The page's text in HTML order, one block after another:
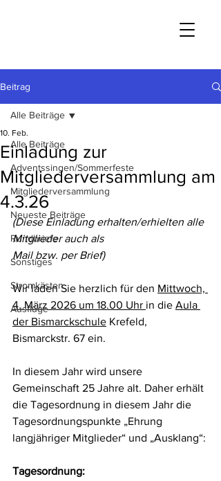
Beitrag
Alle Beiträge
Adventssingen/Sommerfeste
Mitgliederversammlung
Neueste Beiträge
Rundbriefe
Sonstiges
Stromkästen
Ausflüge
Alle Beiträge
Einladung zur
Mitgliederversammlung am
4.3.26
10. Feb.
(Diese Einladung erhalten/erhielten alle
Mitglieder auch als
Mail bzw. per Brief)
Wir laden Sie herzlich für den Mittwoch,
4. März 2026 um 18.00 Uhr in die Aula
der Bismarckschule Krefeld,
Bismarckstr. 67 ein.
In diesem Jahr wird unsere
Gemeinschaft 25 Jahre alt. Daher erhält
die Tagesordnung in diesem Jahr die
Tagesordnungspunkte „Ehrung
langjähriger Mitglieder“ und „Ausklang“:
Tagesordnung: